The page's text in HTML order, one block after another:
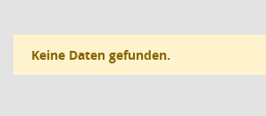
Keine Daten gefunden.